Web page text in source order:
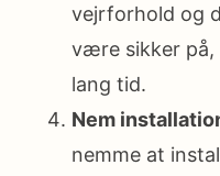
vejrforhold og
være sikker på,
lang tid.
Nem
nemme at